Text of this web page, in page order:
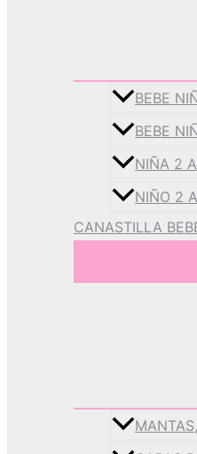
BEBE
BEBE
NIÑA 2
NIÑO 2
CANASTILLA